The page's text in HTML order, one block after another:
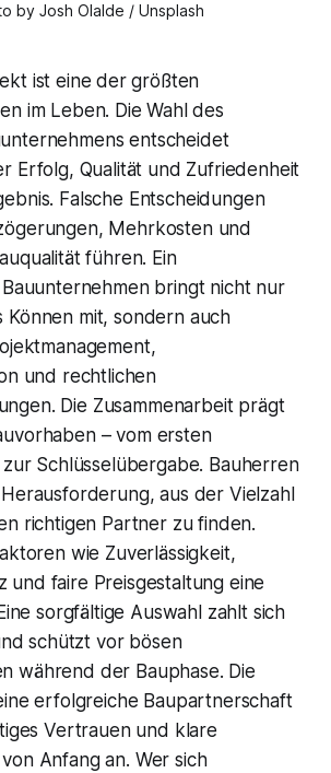
by Josh Olalde / Unsplash
ist eine der größten
im Leben. Die Wahl des
entscheidet
Erfolg, Qualität und Zufriedenheit
Falsche Entscheidungen
Mehrkosten und
führen. Ein
bringt nicht nur
Können mit, sondern auch
und rechtlichen
Die Zusammenarbeit prägt
– vom ersten
Schlüsselübergabe. Bauherren
aus der Vielzahl
richtigen Partner zu finden.
wie Zuverlässigkeit,
und faire Preisgestaltung eine
sorgfältige Auswahl zahlt sich
schützt vor bösen
während der Bauphase. Die
erfolgreiche Baupartnerschaft
Vertrauen und klare
Anfang an. Wer sich